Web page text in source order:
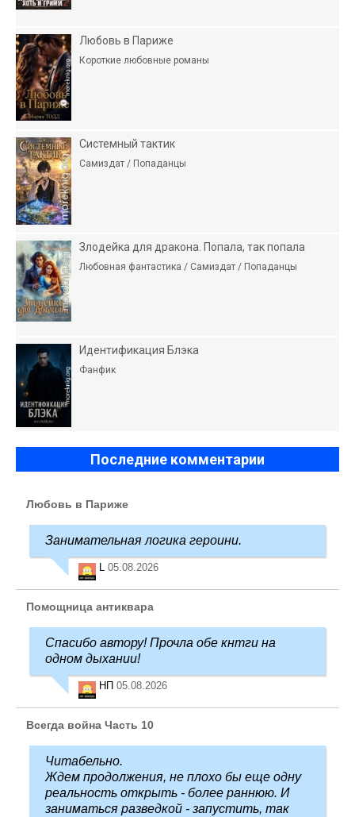
Любовь в Париже
Короткие любовные романы
Системный тактик
Самиздат / Попаданцы
Злодейка для дракона. Попала, так попала
Любовная фантастика / Самиздат / Попаданцы
Идентификация Блэка
Фанфик
Последние комментарии
Любовь в Париже
Занимательная логика героини.
L 05.08.2026
Помощница антиквара
Спасибо автору! Прочла обе кнтги на
одном дыхании!
НП 05.08.2026
Всегда война Часть 10
Читабельно.
Ждем продолжения, не плохо бы еще одну
реальность открыть - более раннюю. И
заниматься разведкой - запустить, так